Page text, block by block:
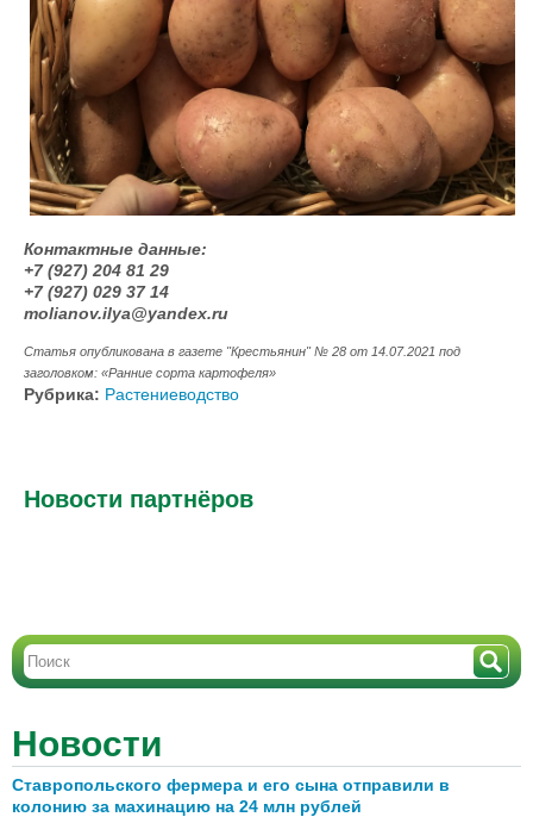
Контактные данные:
+7 (927) 204 81 29
+7 (927) 029 37 14
molianov.ilya@yandex.ru
Статья опубликована в газете "Крестьянин" № 28 от 14.07.2021 под
заголовком: «Ранние сорта картофеля»
Рубрика: Растениеводство
Новости партнёров
Новости
Ставропольского фермера и его сына отправили в
колонию за махинацию на 24 млн рублей